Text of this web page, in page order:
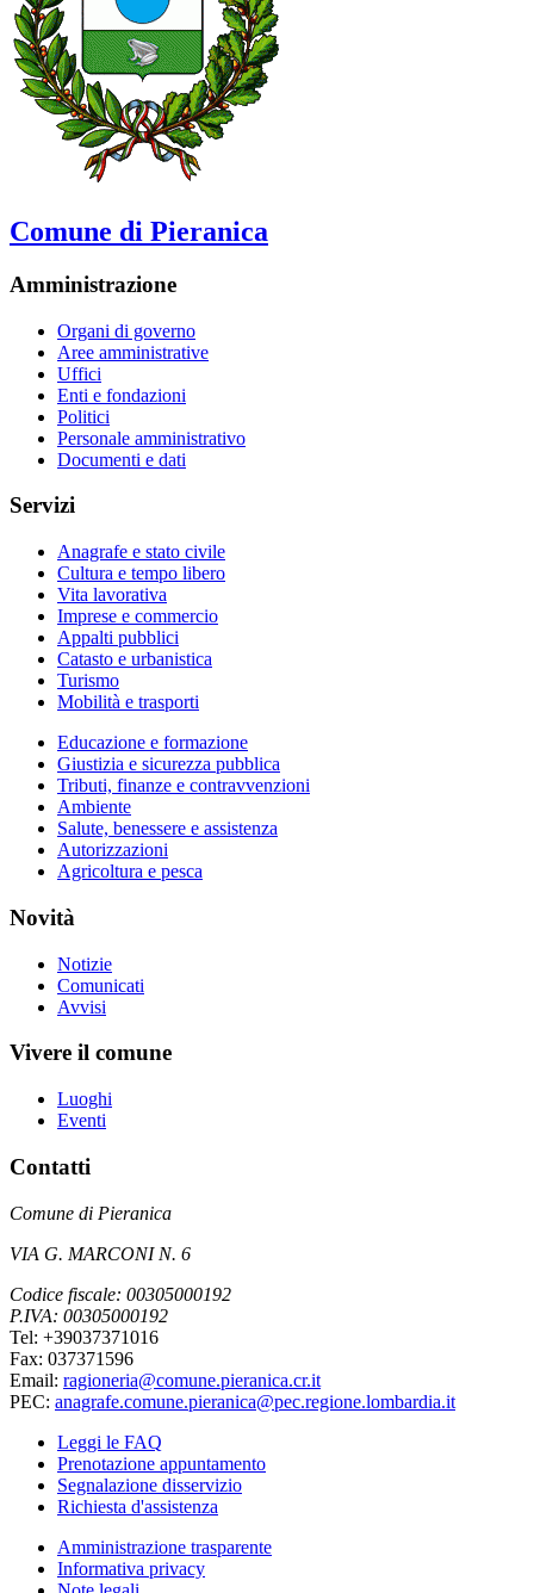
Comune di Pieranica
Amministrazione
Organi di governo
Aree amministrative
Uffici
Enti e fondazioni
Politici
Personale amministrativo
Documenti e dati
Servizi
Anagrafe e stato civile
Cultura e tempo libero
Vita lavorativa
Imprese e commercio
Appalti pubblici
Catasto e urbanistica
Turismo
Mobilità e trasporti
Educazione e formazione
Giustizia e sicurezza pubblica
Tributi, finanze e contravvenzioni
Ambiente
Salute, benessere e assistenza
Autorizzazioni
Agricoltura e pesca
Novità
Notizie
Comunicati
Avvisi
Vivere il comune
Luoghi
Eventi
Contatti
Comune di Pieranica
VIA G. MARCONI N. 6
Codice fiscale: 00305000192
P.IVA: 00305000192
Tel: +39037371016
Fax: 037371596
Email: ragioneria@comune.pieranica.cr.it
PEC: anagrafe.comune.pieranica@pec.regione.lombardia.it
Leggi le FAQ
Prenotazione appuntamento
Segnalazione disservizio
Richiesta d'assistenza
Amministrazione trasparente
Informativa privacy